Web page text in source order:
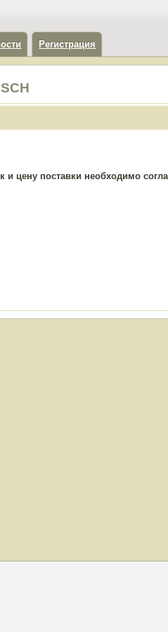
Регистрация
и цену поставки необходимо